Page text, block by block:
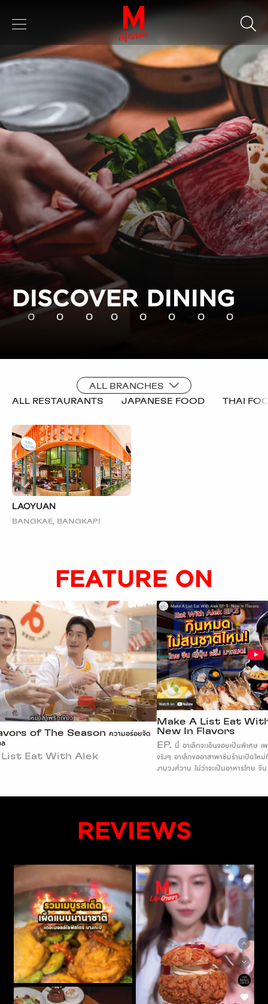
Keyword SEARCH
DISCOVER DINING
0 0 0 0 0 0
0
ALL BRANCHES
ALL RESTAURANTS
JAPANESE FOOD THAI
LAOYUAN
BANGKAE, BANGKAPI
FEATURE ON
of The Season ความอร่อยจัด
Eat With Alek
Make A List Eat With
New In Flavors
EP. นี้ อาเล็กจะเอ็นจอยเป็นพิเศษ เพราะ
จริงๆ อาเล็กขออาสาพาชิมร้านเปิดใหม่ที่ เด
งามวงศ์วาน ไม่ว่าจะเป็นอาหารไทย จีน
REVIEWS